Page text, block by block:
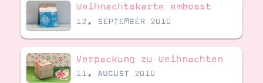
Weihnachtskarte embosst
12. SEPTEMBER 2010
Verpackung zu Weihnachten
11. AUGUST 2010